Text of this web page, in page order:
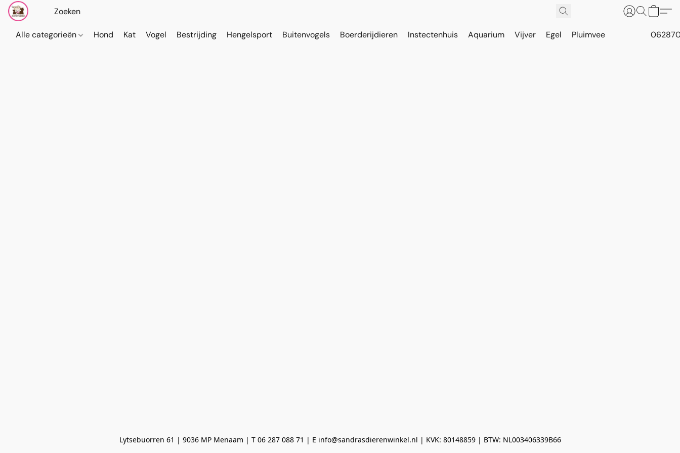
Alle categorieën Hond Kat Vogel Bestrijding Hengelsport Buitenvogels Boerderijdieren Instectenhuis Aquarium Vijver Egel Pluimvee
Lytsebuorren 61 | 9036 MP Menaam | T 06 287 088 71 | E info@sandrasdierenwinkel.nl | KVK: 80148859 | BTW: NL003406339B66